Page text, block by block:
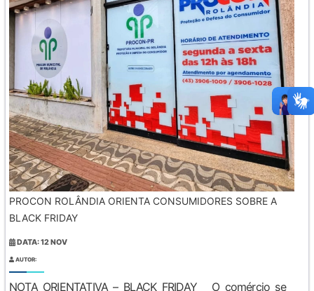
PROCON ROLÂNDIA ORIENTA CONSUMIDORES SOBRE A
BLACK FRIDAY
DATA: 12 NOV
AUTOR:
NOTA ORIENTATIVA – BLACK FRIDAY O comércio se